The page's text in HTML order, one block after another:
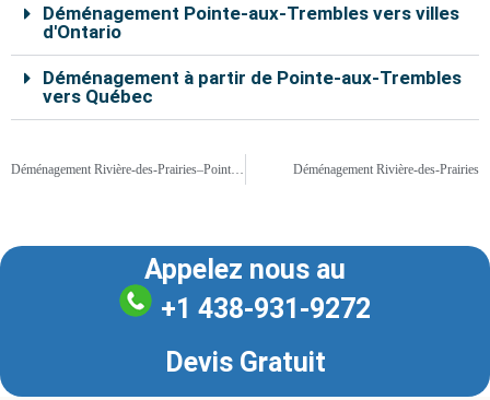
Déménagement Pointe-aux-Trembles vers villes
d'Ontario
Déménagement à partir de Pointe-aux-Trembles
vers Québec
Déménagement Rivière-des-Prairies–Pointe-aux-Trembles Déménagement Rivière-des-Prairies
Appelez nous au
+1 438-931-9272
Devis Gratuit